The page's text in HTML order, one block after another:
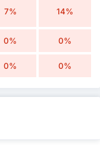
7% 14%
0% 0%
0% 0%